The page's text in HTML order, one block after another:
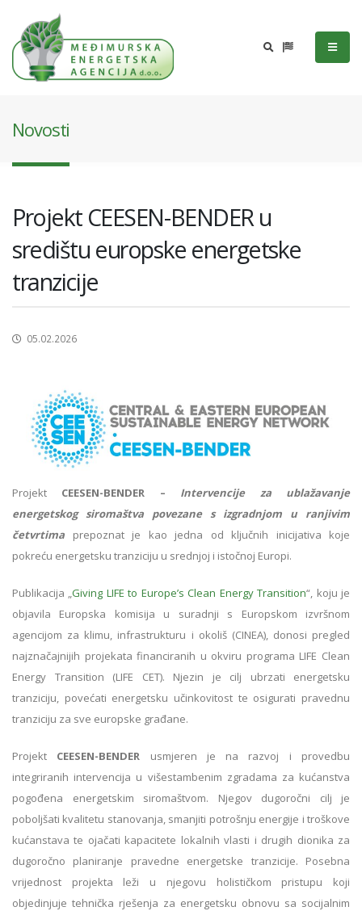
Novosti
Projekt CEESEN-BENDER u
središtu europske energetske
tranzicije
05.02.2026
Projekt CEESEN-BENDER – Intervencije za ublažavanje
energetskog siromaštva povezane s izgradnjom u ranjivim
četvrtima prepoznat je kao jedna od ključnih inicijativa koje
pokreću energetsku tranziciju u srednjoj i istočnoj Europi.
Publikacija „ Giving LIFE to Europe’s Clean Energy Transition“, koju je
objavila Europska komisija u suradnji s Europskom izvršnom
agencijom za klimu, infrastrukturu i okoliš (CINEA), donosi pregled
najznačajnijih projekata financiranih u okviru programa LIFE Clean
Energy Transition (LIFE CET). Njezin je cilj ubrzati energetsku
tranziciju, povećati energetsku učinkovitost te osigurati pravednu
tranziciju za sve europske građane.
Projekt CEESEN-BENDER usmjeren je na razvoj i provedbu
integriranih intervencija u višestambenim zgradama za kućanstva
pogođena energetskim siromaštvom. Njegov dugoročni cilj je
poboljšati kvalitetu stanovanja, smanjiti potrošnju energije i troškove
kućanstava te ojačati kapacitete lokalnih vlasti i drugih dionika za
dugoročno planiranje pravedne energetske tranzicije. Posebna
vrijednost projekta leži u njegovu holističkom pristupu koji
objedinjuje tehnička rješenja za energetsku obnovu sa socijalnim